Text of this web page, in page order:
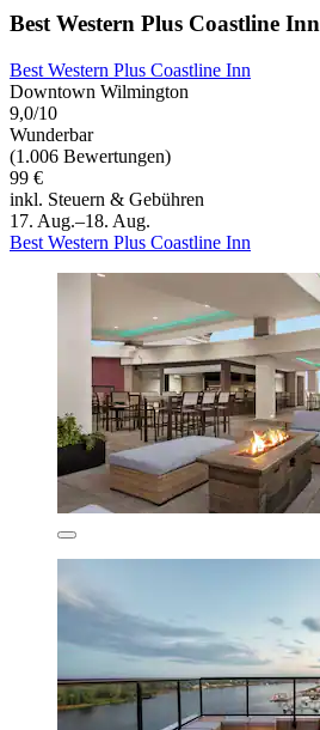
Best Western Plus Coastline Inn
Best Western Plus Coastline Inn
Downtown Wilmington
9,0/10
Wunderbar
(1.006 Bewertungen)
99 €
inkl. Steuern & Gebühren
17. Aug.–18. Aug.
Best Western Plus Coastline Inn